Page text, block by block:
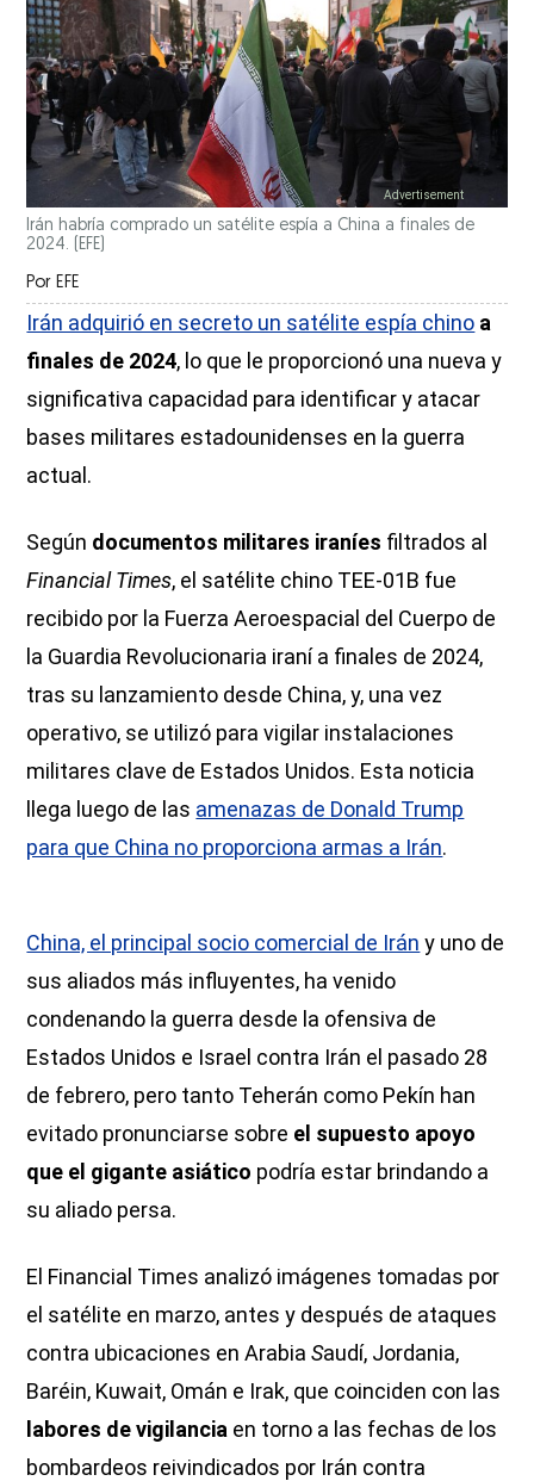
Irán habría comprado un satélite espía a China a finales de
2024.
(EFE)
Por EFE
Irán adquirió en secreto un satélite espía chino a
finales de 2024, lo que le proporcionó una nueva y
significativa capacidad para identificar y atacar
bases militares estadounidenses en la guerra
actual.
Según documentos militares iraníes filtrados al
Financial Times, el satélite chino TEE-01B fue
recibido por la Fuerza Aeroespacial del Cuerpo de
la Guardia Revolucionaria iraní a finales de 2024,
tras su lanzamiento desde China, y, una vez
operativo, se utilizó para vigilar instalaciones
militares clave de Estados Unidos. Esta noticia
llega luego de las amenazas de Donald Trump
para que China no proporciona armas a Irán.
China, el principal socio comercial de Irán y uno de
sus aliados más influyentes, ha venido
condenando la guerra desde la ofensiva de
Estados Unidos e Israel contra Irán el pasado 28
de febrero, pero tanto Teherán como Pekín han
evitado pronunciarse sobre el supuesto apoyo
que el gigante asiático podría estar brindando a
su aliado persa.
El Financial Times analizó imágenes tomadas por
el satélite en marzo, antes y después de ataques
contra ubicaciones en ArabiaSaudí, Jordania,
Baréin, Kuwait, Omán e Irak, que coinciden con las
labores de vigilancia en torno a las fechas de los
bombardeos reivindicados por Irán contra